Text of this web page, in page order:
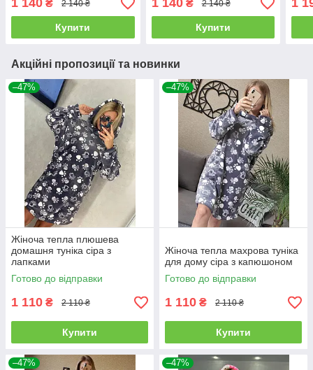
1 140 ₴ 2 140 ₴
Купити
1 140₴ 2 140 ₴
Купити
1
Акційні пропозиції та новинки
–47%
Жіноча тепла плюшева
домашня туніка сіра з
лапками
Готово до відправки
1 110 ₴ 2 110 ₴
Купити
–47%
Жіноча тепла махрова туніка
для дому сіра з капюшоном
Готово до відправки
1 110 ₴ 2 110 ₴
Купити
–47% –47%